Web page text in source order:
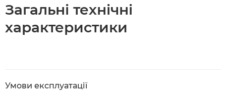
Загальні технічні
характеристики
Умови експлуатації